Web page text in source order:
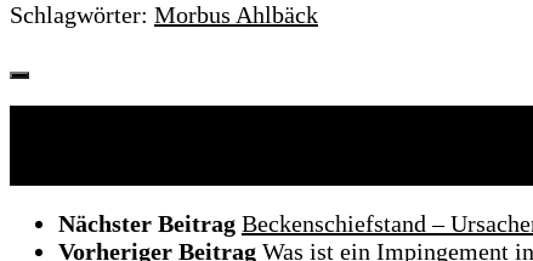
Schlagwörter: Morbus Ahlbäck
Nächster Beitrag Beckenschiefstand –
Vorheriger Beitrag Was ist ein Impingement